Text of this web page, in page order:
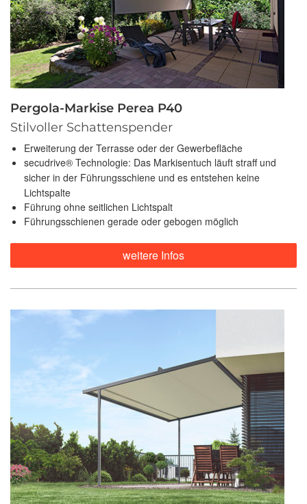
Pergola-Markise Perea P40
Stilvoller Schattenspender
Erweiterung der Terrasse oder der Gewerbefläche
secudrive® Technologie: Das Markisentuch läuft straff und
sicher in der Führungsschiene und es entstehen keine
Lichtspalte
Führung ohne seitlichen Lichtspalt
Führungsschienen gerade oder gebogen möglich
weitere Infos